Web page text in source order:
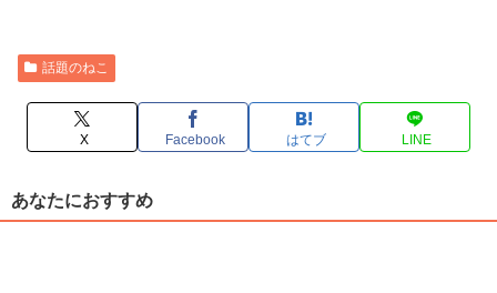
話題のねこ
X Facebook はてブ LINE
あなたにおすすめ